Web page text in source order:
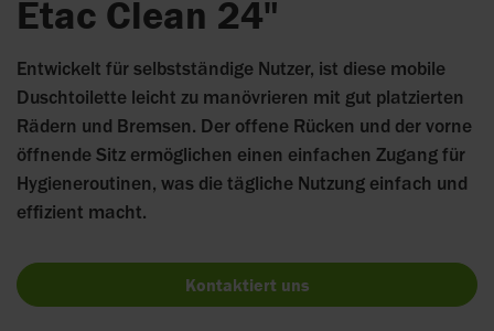
Etac Clean 24"
Entwickelt für selbstständige Nutzer, ist diese mobile
Duschtoilette leicht zu manövrieren mit gut platzierten
Rädern und Bremsen. Der offene Rücken und der vorne
öffnende Sitz ermöglichen einen einfachen Zugang für
Hygieneroutinen, was die tägliche Nutzung einfach und
effizient macht.
Kontaktiert uns